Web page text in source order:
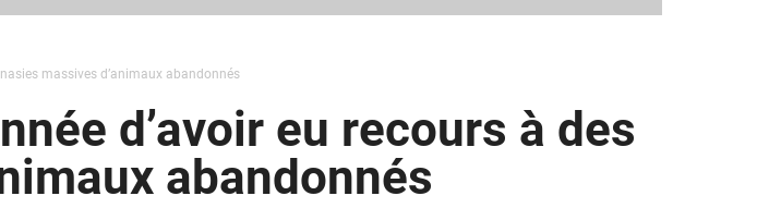
massives d’animaux abandonnés
d’avoir eu recours à des
abandonnés